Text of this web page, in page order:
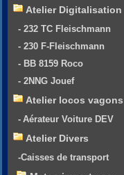
Atelier Digitalisation
- 232 TC Fleischmann
- 230 F-Fleischmann
- BB 8159 Roco
- 2NNG Jouef
Atelier locos vagons
- Aérateur Voiture DEV
Atelier Divers
-Caisses de transport